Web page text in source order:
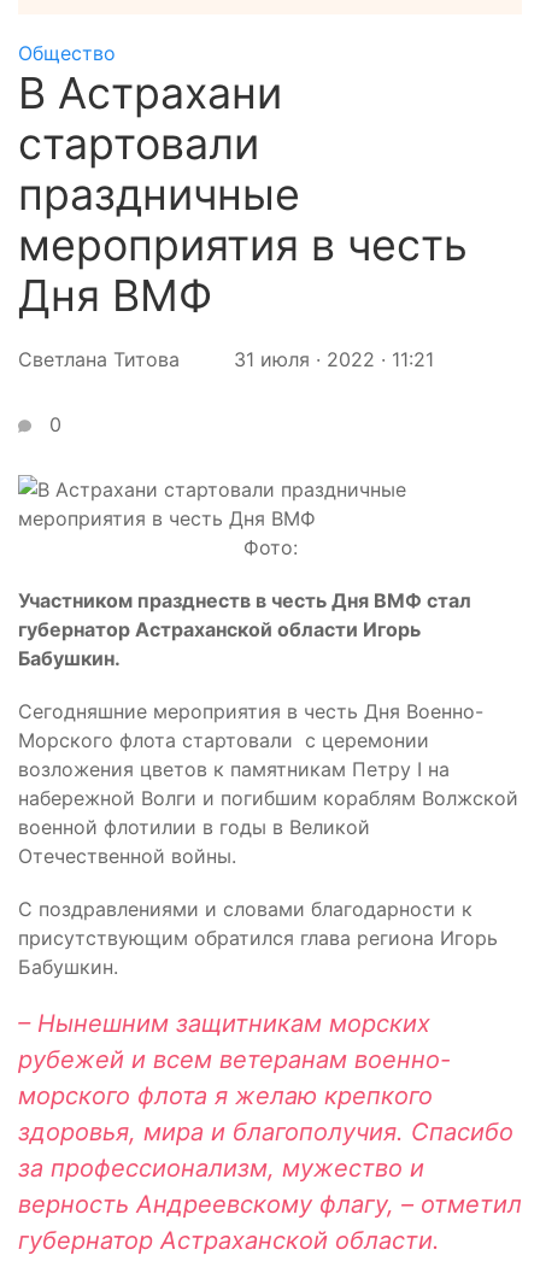
Общество
В Астрахани
стартовали
праздничные
мероприятия в честь
Дня ВМФ
Светлана Титова 31 июля · 2022 · 11:21
0
Фото:
Участником празднеств в честь Дня ВМФ стал
губернатор Астраханской области Игорь
Бабушкин.
Сегодняшние мероприятия в честь Дня Военно-
Морского флота стартовали с церемонии
возложения цветов к памятникам Петру I на
набережной Волги и погибшим кораблям Волжской
военной флотилии в годы в Великой
Отечественной войны.
С поздравлениями и словами благодарности к
присутствующим обратился глава региона Игорь
Бабушкин.
– Нынешним защитникам морских
рубежей и всем ветеранам военно-
морского флота я желаю крепкого
здоровья, мира и благополучия. Спасибо
за профессионализм, мужество и
верность Андреевскому флагу, – отметил
губернатор Астраханской области.